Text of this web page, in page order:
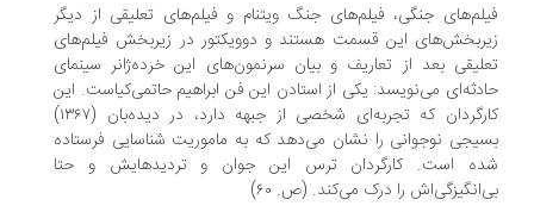
جنگی، فیلم‌های جنگ ویتنام و فیلم‌های تعلیقی از دیگر
این قسمت هستند و دوویکتور در زیربخش فیلم‌های
بعد از تعاریف و بیان سرنمون‌های این خرده‌ژانر سینمای
می‌نویسد: یکی از استادن این فن ابراهیم حاتمی‌کیاست. این
نوجوانی را نشان می‌دهد که به ماموریت شناسایی فرستاده
است. کارگردان ترس این جوان و تردیدهایش و حتا
را درک می‌کند. (ص. ۶۰)